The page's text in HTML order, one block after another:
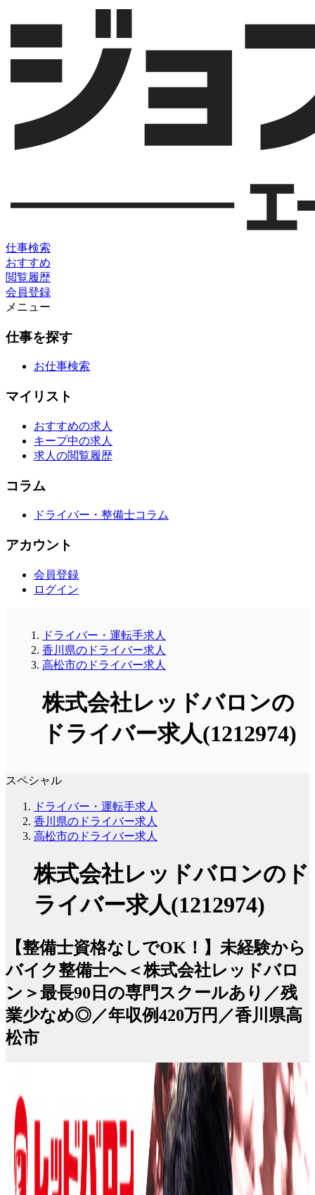
仕事検索
おすすめ
閲覧履歴
会員登録
メニュー
仕事を探す
お仕事検索
マイリスト
おすすめの求人
キープ中の求人
求人の閲覧履歴
コラム
ドライバー・整備士コラム
アカウント
会員登録
ログイン
ドライバー・運転手求人
香川県のドライバー求人
高松市のドライバー求人
株式会社レッドバロンの
ドライバー求人(1212974)
スペシャル
ドライバー・運転手求人
香川県のドライバー求人
高松市のドライバー求人
株式会社レッドバロンのド
ライバー求人(1212974)
【整備士資格なしでOK！】未経験から
バイク整備士へ＜株式会社レッドバロ
ン＞最長90日の専門スクールあり／残
業少なめ◎／年収例420万円／香川県高
松市